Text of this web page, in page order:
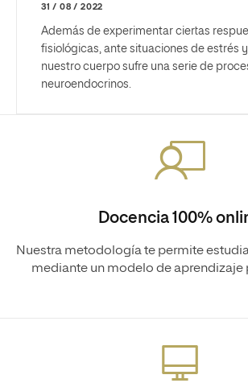
31 / 08 / 2022
Además de experimentar ciertas
fisiológicas, ante situaciones de estrés
nuestro cuerpo sufre una serie de
neuroendocrinos.
Docencia 100%
Nuestra metodología te permite
mediante un modelo de aprendizaje